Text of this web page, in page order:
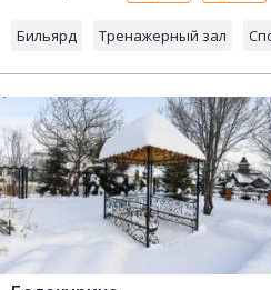
Бильярд Тренажерный зал